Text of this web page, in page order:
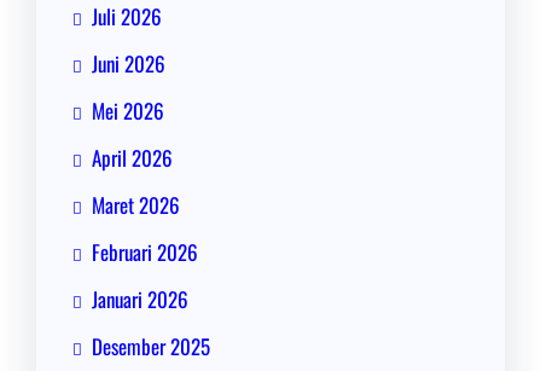
Juli 2026
Juni 2026
Mei 2026
April 2026
Maret 2026
Februari 2026
Januari 2026
Desember 2025